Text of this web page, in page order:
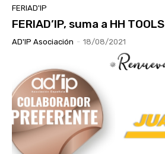
FERIAD'IP
FERIAD’IP, suma a HH TOOLS
AD'IP Asociación - 18/08/2021